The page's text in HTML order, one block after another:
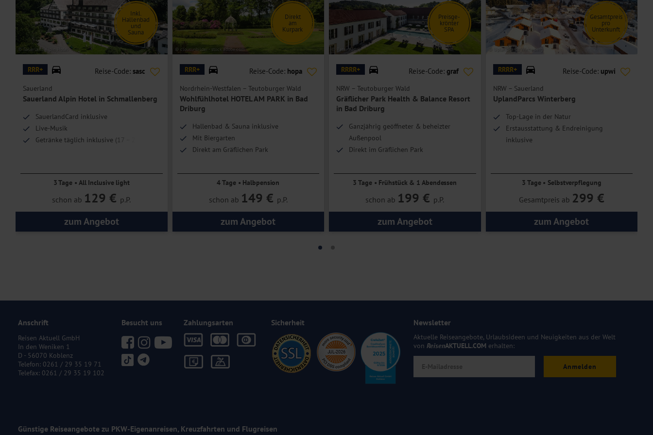
© Sauerland Alpin Hotel
Inkl.
Hallenbad
und
Sauna
RRR+ Reise-Code: sasc
Sauerland
Sauerland Alpin Hotel in Schmallenberg
SauerlandCard inklusive
Live-Musik
Getränke täglich inklusive (17 – 24 Uhr)
3 Tage • All Inclusive light
schon ab 129 € p.P.
zum Angebot
© clousunbilder - stock.adobe.com
Direkt
am
Kurpark
RRR+ Reise-Code: hopa
Nordrhein-Westfalen – Teutoburger Wald
Wohlfühlhotel HOTEL AM PARK in Bad
Driburg
Hallenbad & Sauna inklusive
Mit Biergarten
Direkt am Gräflichen Park
4 Tage • Halbpension
schon ab 149 € p.P.
zum Angebot
© Peter Aldag
Preisge-
krönter
SPA
RRRR+ Reise-Code: graf
NRW – Teutoburger Wald
Gräflicher Park Health & Balance Resort
in Bad Driburg
Ganzjährig geöffneter & beheizter
Außenpool
Direkt im Gräflichen Park
3 Tage • Frühstück & 1 Abendessen
schon ab 199 € p.P.
zum Angebot
© UplandParcs Winterberg
Gesamtpreis
pro
Unterkunft
RRRR+ Reise-Code: upwi
NRW – Sauerland
UplandParcs Winterberg
Top-Lage in der Natur
Erstausstattung & Endreinigung
inklusive
3 Tage • Selbstverpflegung
Gesamtpreis ab 299 €
zum Angebot
Anschrift
Reisen Aktuell GmbH
In den Weniken 1
D - 56070 Koblenz
Telefon: 0261 / 29 35 19 71
Telefax: 0261 / 29 35 19 102
Besucht uns Zahlungsarten Sicherheit Newsletter
Aktuelle Reiseangebote, Urlaubsideen und Neuigkeiten aus der Welt
von ReisenAKTUELL.COM erhalten:
Anmelden
Günstige Reiseangebote zu PKW-Eigenanreisen, Kreuzfahrten und Flugreisen